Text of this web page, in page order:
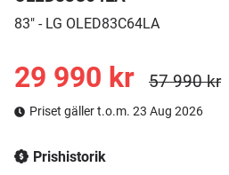
83" - LG OLED83C64LA
29 990 kr 57 990 kr
Priset gäller t.o.m. 23 Aug 2026
Prishistorik